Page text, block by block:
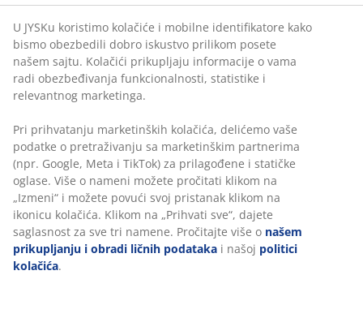
Garancija cene
30 dana garancija cene za sve proizvode
Fleksibilne opcije dostave
Brza i jednostavna dostava po vašem izboru
Jorgan sa vlaknom 135x200 cm sa prozračnim,
izolacionim punjenjem od silikoniziranog spiralnog
šupljeg vlakna (1000 g). Meka navlaka od 100%
poliesterskog mikrovlakna. Periv na 95°C. Sa torbom.
Šifra artikla: 4050950